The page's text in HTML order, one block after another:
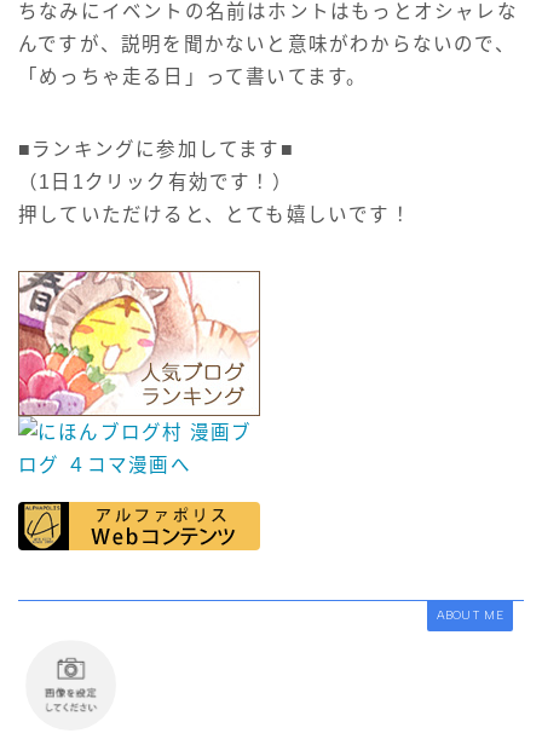
ちなみにイベントの名前はホントはもっとオシャレな
んですが、説明を聞かないと意味がわからないので、
「めっちゃ走る日」って書いてます。
■ランキングに参加してます■
（1日1クリック有効です！）
押していただけると、とても嬉しいです！
ABOUT ME